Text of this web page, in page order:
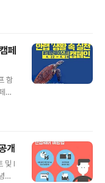
상
고
를
니
페
함
인
천이
기
입
개
및 I
하